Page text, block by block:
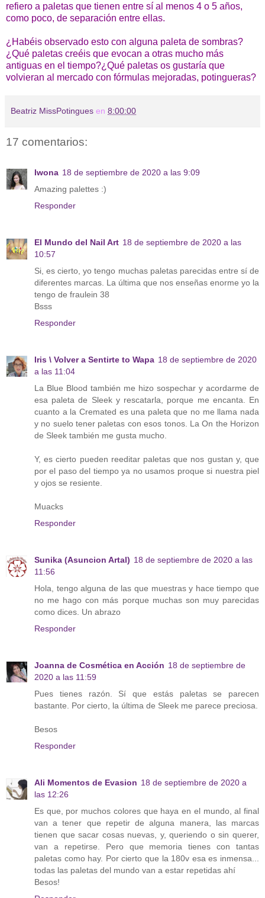
refiero a paletas que tienen entre sí al menos 4 o 5 años,
como poco, de separación entre ellas.
¿Habéis observado esto con alguna paleta de sombras?
¿Qué paletas creéis que evocan a otras mucho más
antiguas en el tiempo?¿Qué paletas os gustaría que
volvieran al mercado con fórmulas mejoradas, potingueras?
Beatriz MissPotingues en 8:00:00
17 comentarios:
Iwona 18 de septiembre de 2020 a las 9:09
Amazing palettes :)
Responder
El Mundo del Nail Art 18 de septiembre de 2020 a las
10:57
Si, es cierto, yo tengo muchas paletas parecidas entre sí de
diferentes marcas. La última que nos enseñas enorme yo la
tengo de fraulein 38
Bsss
Responder
Iris \ Volver a Sentirte to Wapa 18 de septiembre de 2020
a las 11:04
La Blue Blood también me hizo sospechar y acordarme de
esa paleta de Sleek y rescatarla, porque me encanta. En
cuanto a la Cremated es una paleta que no me llama nada
y no suelo tener paletas con esos tonos. La On the Horizon
de Sleek también me gusta mucho.
Y, es cierto pueden reeditar paletas que nos gustan y, que
por el paso del tiempo ya no usamos proque si nuestra piel
y ojos se resiente.
Muacks
Responder
Sunika (Asuncion Artal) 18 de septiembre de 2020 a las
11:56
Hola, tengo alguna de las que muestras y hace tiempo que
no me hago con más porque muchas son muy parecidas
como dices. Un abrazo
Responder
Joanna de Cosmética en Acción 18 de septiembre de
2020 a las 11:59
Pues tienes razón. Sí que estás paletas se parecen
bastante. Por cierto, la última de Sleek me parece preciosa.
Besos
Responder
Ali Momentos de Evasion 18 de septiembre de 2020 a
las 12:26
Es que, por muchos colores que haya en el mundo, al final
van a tener que repetir de alguna manera, las marcas
tienen que sacar cosas nuevas, y, queriendo o sin querer,
van a repetirse. Pero que memoria tienes con tantas
paletas como hay. Por cierto que la 180v esa es inmensa...
todas las paletas del mundo van a estar repetidas ahí
Besos!